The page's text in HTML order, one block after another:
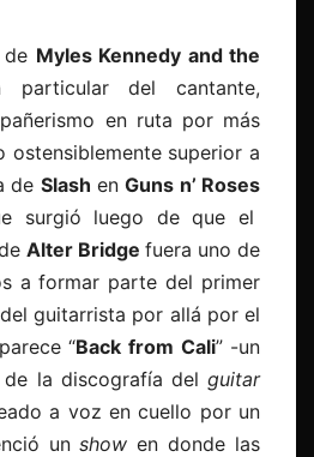
de Myles Kennedy and the
del cantante,
en ruta por más
ostensiblemente superior a
de Slash enGuns n’ Roses
surgió luego de que el
Alter Bridge fuera uno de
a formar parte del primer
guitarrista por allá por el
“Back from Cali” -un
la discografía del guitar
a voz en cuello por un
unshowen donde las